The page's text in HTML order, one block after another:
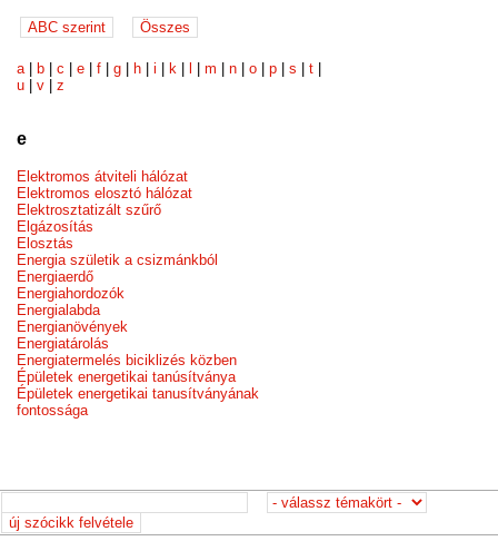
a| b |c |e |f |g h |i k |m |n |o |p |s |t
u |v |z
e
Elektromos átviteli hálózat
Elektromos elosztó hálózat
Elektrosztatizált szűrő
Elgázosítás
Elosztás
Energia születik a csizmánkból
Energiaerdő
Energiahordozók
Energialabda
Energianövények
Energiatárolás
Energiatermelés biciklizés közben
Épületek energetikai tanúsítványa
Épületek energetikai tanusítványának
fontossága